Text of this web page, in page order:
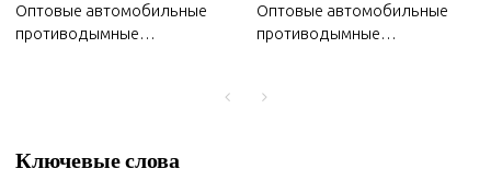
Оптовые автомобильные
противодымные
излучению | Кузовные
Оптовые автомобильные
противодымные
износостойкие, устойчивые к
Ключевые слова